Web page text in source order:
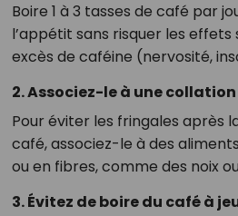
Boire 1 à 3 tasses de café par
l’appétit sans risquer les effets
excès de caféine (nervosité,
2. Associez-le à une
Pour éviter les fringales après
café, associez-le à des
ou en fibres, comme des noix
3. Évitez de boire du café à